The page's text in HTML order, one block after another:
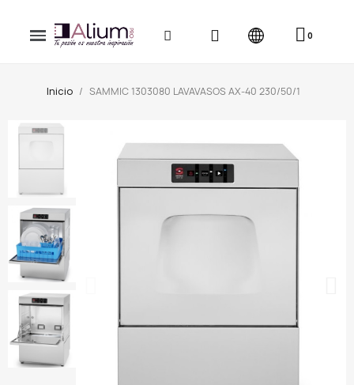
Inicio SAMMIC 1303080 LAVAVASOS AX-40 230/50/1